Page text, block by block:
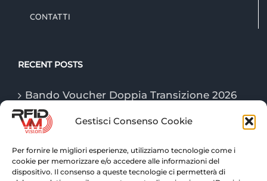
Gestisci Consenso Cookie
Per fornire le migliori esperienze, utilizziamo tecnologie come i
cookie per memorizzare e/o accedere alle informazioni del
dispositivo. Il consenso a queste tecnologie ci permetterà di
CONTATTI
RECENT POSTS
Bando Voucher Doppia Transizione 2026
Le tecnologie “Game Changer” della
Tecnologie RFID: tracciabilità e controllo